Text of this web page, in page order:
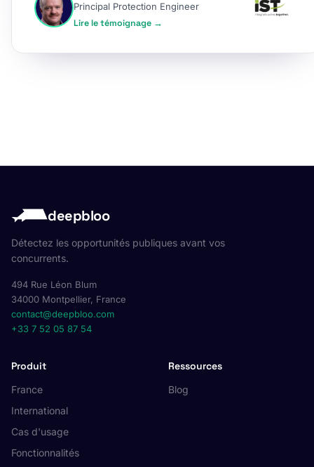
Principal Protection Engineer
Lire le témoignage →
deepbloo
Détectez les opportunités publiques avant vos
concurrents.
494 Rue Léon Blum
34000 Montpellier, France
contact@deepbloo.com
+33 7 52 05 87 54
Produit
France
International
Cas d'usage
Fonctionnalités
Ressources
Blog